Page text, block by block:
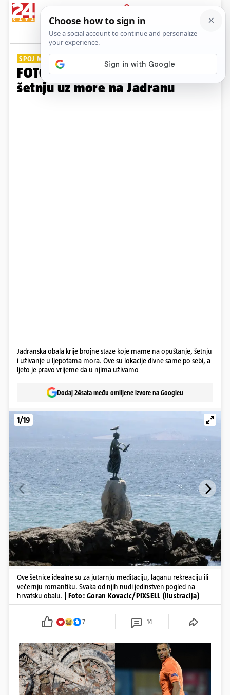
PRIJAVA
Galerija Komentari
SPOJ MORA I ŠUME
FOTO Ovo su najljepše staze za
šetnju uz more na Jadranu
Jadranska obala krije brojne staze koje mame na opuštanje, šetnju
i uživanje u ljepotama mora. Ove su lokacije divne same po sebi, a
ljeto je pravo vrijeme da u njima uživamo
Dodaj 24sata među omiljene izvore na Googleu
1/19
Ove šetnice idealne su za jutarnju meditaciju, laganu rekreaciju ili
večernju romantiku. Svaka od njih nudi jedinstven pogled na
hrvatsku obalu.
| Foto: Goran Kovacic/PIXSELL (ilustracija)
7 14